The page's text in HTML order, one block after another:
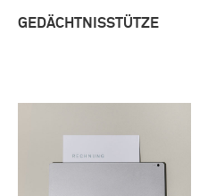
GEDÄCHTNISSTÜTZE